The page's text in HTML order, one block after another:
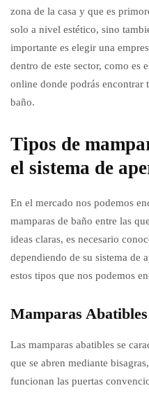
zona de la casa y que es
solo a nivel estético, sino
importante es elegir una
dentro de este sector, como es
online donde podrás encontrar
baño.
Tipos de
el sistema de
En el mercado nos podemos
mamparas de baño entre las
ideas claras, es necesario
dependiendo de su sistema de
estos tipos que nos podemos
Mamparas Abatibles
Las mamparas abatibles se
que se abren mediante
funcionan las puertas